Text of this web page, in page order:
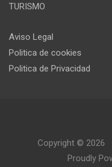
TURISMO
Aviso Legal
Politica de cookies
Politica de Privacidad
Copyright © 2026
Proudly